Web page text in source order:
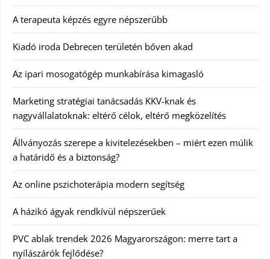
A terapeuta képzés egyre népszerűbb
Kiadó iroda Debrecen területén bőven akad
Az ipari mosogatógép munkabírása kimagasló
Marketing stratégiai tanácsadás KKV-knak és
nagyvállalatoknak: eltérő célok, eltérő megközelítés
Állványozás szerepe a kivitelezésekben – miért ezen múlik
a határidő és a biztonság?
Az online pszichoterápia modern segítség
A házikó ágyak rendkívül népszerűek
PVC ablak trendek 2026 Magyarországon: merre tart a
nyílászárók fejlődése?